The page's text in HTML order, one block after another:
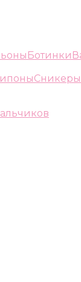
Ботинки
Сникеры